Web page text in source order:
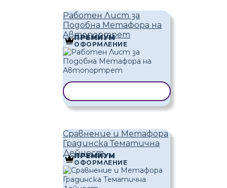
Работен Лист за
Подобна Метафора на
Автопортрет
ПРЕМИУМ
ОФОРМЛЕНИЕ
Сравнение и Метафора
Градинска Тематична
Дейност
ПРЕМИУМ
ОФОРМЛЕНИЕ